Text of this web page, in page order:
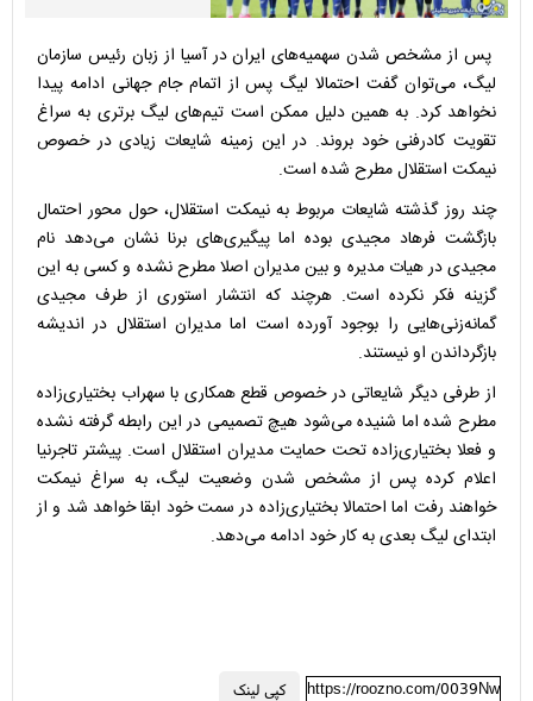
پس از مشخص شدن سهمیه‌های ایران در آسیا از زبان رئیس سازمان
لیگ، می‌توان گفت احتمالا لیگ پس از اتمام جام جهانی ادامه پیدا
نخواهد کرد. به همین دلیل ممکن است تیم‌های لیگ برتری به سراغ
تقویت کادرفنی خود بروند. در این زمینه شایعات زیادی در خصوص
نیمکت استقلال مطرح شده است.
چند روز گذشته شایعات مربوط به نیمکت استقلال، حول محور احتمال
بازگشت فرهاد مجیدی بوده اما پیگیری‌های برنا نشان می‌دهد نام
مجیدی در هیات مدیره و بین مدیران اصلا مطرح نشده و کسی به این
گزینه فکر نکرده است. هرچند که انتشار استوری از طرف مجیدی
گمانه‌زنی‌هایی را بوجود آورده است اما مدیران استقلال در اندیشه
بازگرداندن او نیستند.
از طرفی دیگر شایعاتی در خصوص قطع همکاری با سهراب بختیاری‌زاده
مطرح شده اما شنیده می‌شود هیچ تصمیمی در این رابطه گرفته نشده
و فعلا بختیاری‌زاده تحت حمایت مدیران استقلال است. پیشتر تاجرنیا
اعلام کرده پس از مشخص شدن وضعیت لیگ، به سراغ نیمکت
خواهند رفت اما احتمالا بختیاری‌زاده در سمت خود ابقا خواهد شد و از
ابتدای لیگ بعدی به کار خود ادامه می‌دهد.
کپی لینک https://roozno.com/0039Nw